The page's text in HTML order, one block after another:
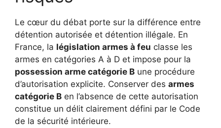
Le cœur du débat porte sur la différence entre
détention autorisée et détention illégale. En
France, la législation armes à feu classe les
armes en catégories A à D et impose pour la
possession arme catégorie B une procédure
d’autorisation explicite. Conserver des armes
catégorie B en l’absence de cette autorisation
constitue un délit clairement défini par le Code
de la sécurité intérieure.